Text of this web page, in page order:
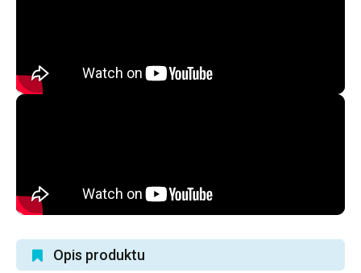
Opis produktu